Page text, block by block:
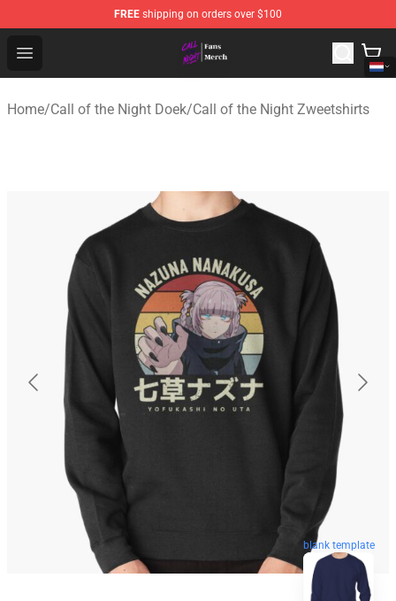
FREE shipping on orders over $100
Open menu
Call of the Night Store - Official Call of the Night
Home/Call of the Night Doek/Call of the Night Zweetshirts
blank template